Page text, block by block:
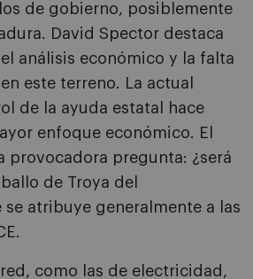
de gobierno, posiblemente
David Spector destaca
análisis económico y la falta
este terreno. La actual
de la ayuda estatal hace
enfoque económico. El
provocadora pregunta: ¿será
de Troya del
atribuye generalmente a las
red, como las de electricidad,